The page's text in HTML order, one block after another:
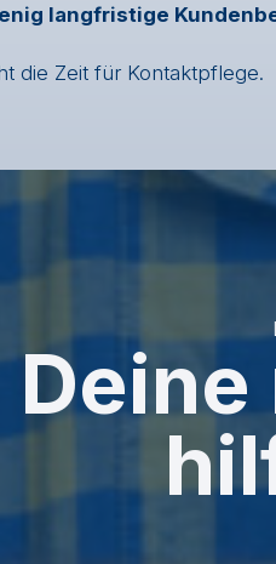
langfristige
die Zeit für Kontaktpflege.
Deine